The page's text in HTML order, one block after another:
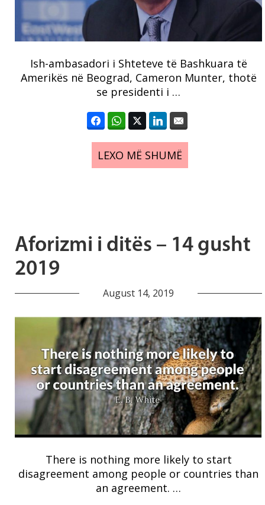
Ish-ambasadori i Shteteve të Bashkuara të
Amerikës në Beograd, Cameron Munter, thotë
se presidenti i …
LEXO MË SHUMË
Aforizmi i ditës – 14 gusht
2019
August 14, 2019
There is nothing more likely to start
disagreement among people or countries than
an agreement. …